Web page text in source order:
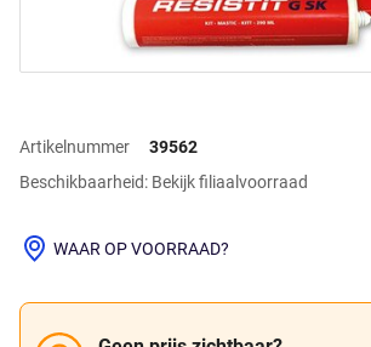
Artikelnummer
39562
Beschikbaarheid: Bekijk filiaalvoorraad
WAAR OP VOORRAAD?